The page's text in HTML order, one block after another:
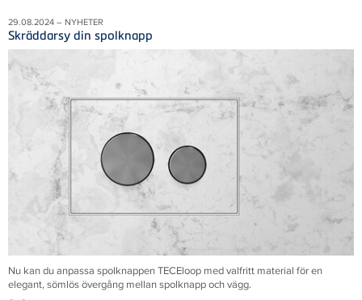
29.08.2024 – NYHETER
Skräddarsy din spolknapp
Nu kan du anpassa spolknappen TECEloop med valfritt material för en
elegant, sömlös övergång mellan spolknapp och vägg.